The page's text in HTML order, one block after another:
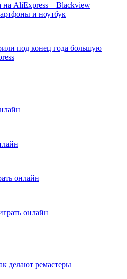
на AliExpress – Blackview
и ноутбук
под конец года большую
онлайн
онлайн
делают ремастеры